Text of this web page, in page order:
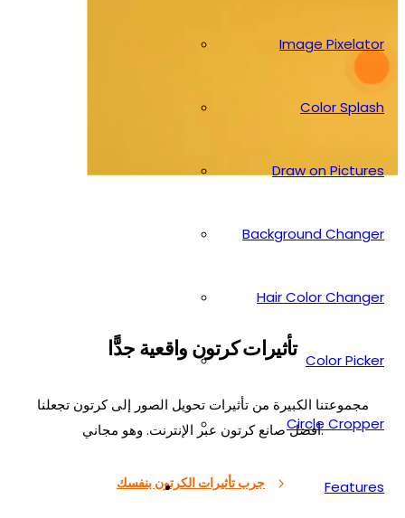
Image Pixelator
Color Splash
Draw on Pictures
Background Changer
Hair Color Changer
Color Picker
Circle Cropper
Features
تأثيرات كرتون واقعية جدًّا
مجموعتنا الكبيرة من تأثيرات تحويل الصور إلى كرتون تجعلنا
أفضل صانع كرتون عبر الإنترنت. وهو مجاني.
جرب تأثيرات الكرتون بنفسك